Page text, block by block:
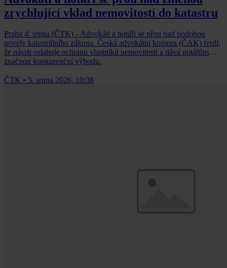
zrychlující vklad nemovitostí do katastru
Praha 4. srpna (ČTK) - Advokáti a notáři se přou nad podobou
novely katastrálního zákona. Česká advokátní komora (ČAK) tvrdí,
že návrh oslabuje ochranu vlastníků nemovitostí a dává notářům
značnou konkurenční výhodu.
ČTK • 5. srpna 2026, 10:38